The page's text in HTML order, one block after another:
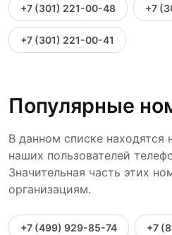
+7 (301) 221-00-48 +7
+7 (301) 221-00-41
Популярные
В данном списке находятся
наших пользователей
Значительная часть этих
организациям.
+7 (499) 929-85-74 +7